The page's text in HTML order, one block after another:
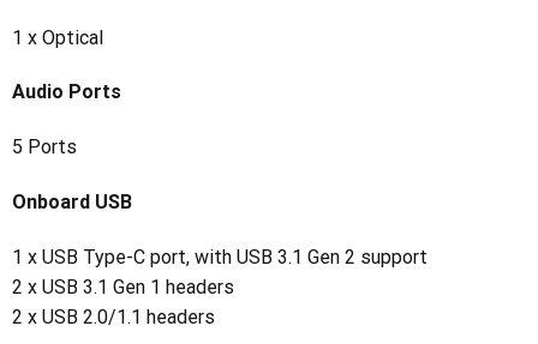
1 x Optical
Audio Ports
5 Ports
Onboard USB
1 x USB Type-C port, with USB 3.1 Gen 2 support
2 x USB 3.1 Gen 1 headers
2 x USB 2.0/1.1 headers